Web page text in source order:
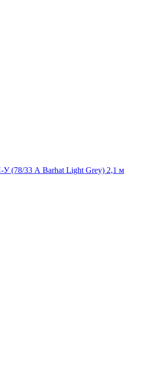
(78/33 А Barhat Light Grey) 2,1 м